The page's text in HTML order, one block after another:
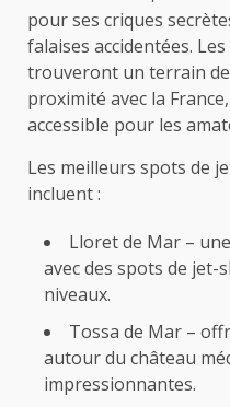
pour ses criques
falaises accidentées.
trouveront un terrain
proximité avec la
accessible pour les
Les meilleurs spots de
incluent :
Lloret de Mar –
avec des spots de jet-
niveaux.
Tossa de Mar –
autour du château
impressionnantes.